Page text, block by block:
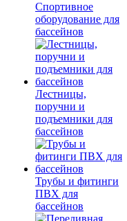
Спортивное
оборудование для
бассейнов
Лестницы,
поручни и
подъемники для
бассейнов
Трубы и фитинги
ПВХ для
бассейнов